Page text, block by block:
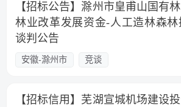
【招标公告】滁州市皇甫山国有
林业改革发展资金-人工造林森
谈判公告
安徽-滁州市 竞谈
【招标信用】芜湖宣城机场建设